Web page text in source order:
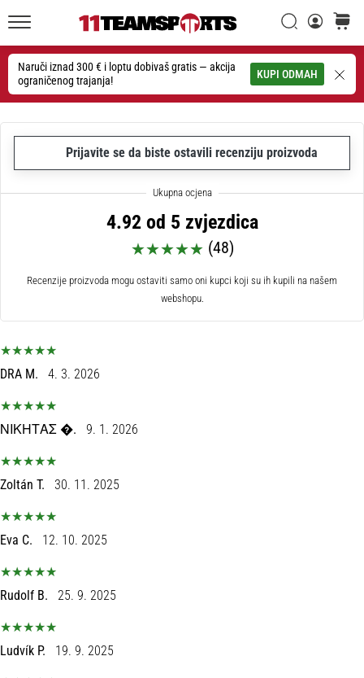
Naruči iznad 300 € i loptu dobivaš gratis — akcija
ograničenog trajanja!
KUPI ODMAH
Traži
Traži
•
GNK
Dinamo
i
11teamsports
potpisali
dvogodišnju
sklopili
nabavu,
tisak
obradu
sportske
1. 7. 2025
1 min. čitanja
Play
for
More
Pripremi
se
Prijavite se da biste ostavili recenziju proizvoda
4.92 od 5 zvjezdica
(48)
Recenzije proizvoda mogu ostaviti samo oni kupci koji su ih kupili na našem
webshopu.
DRA M. 4. 3. 2026
ΝΙΚΗΤΑΣ �. 9. 1. 2026
Zoltán T. 30. 11. 2025
Eva C. 12. 10. 2025
Rudolf B. 25. 9. 2025
Ludvík P. 19. 9. 2025